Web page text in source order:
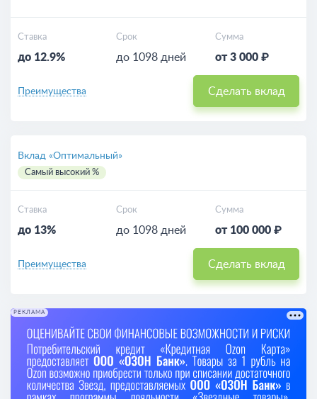
Ставка
до 12.9%
Срок
до 1098 дней
Сумма
от 3 000 ₽
Преимущества Сделать вклад
Вклад «Оптимальный»
Самый высокий %
Ставка
до 13%
Срок
до 1098 дней
Сумма
от 100 000 ₽
Преимущества Сделать вклад
РЕКЛАМА